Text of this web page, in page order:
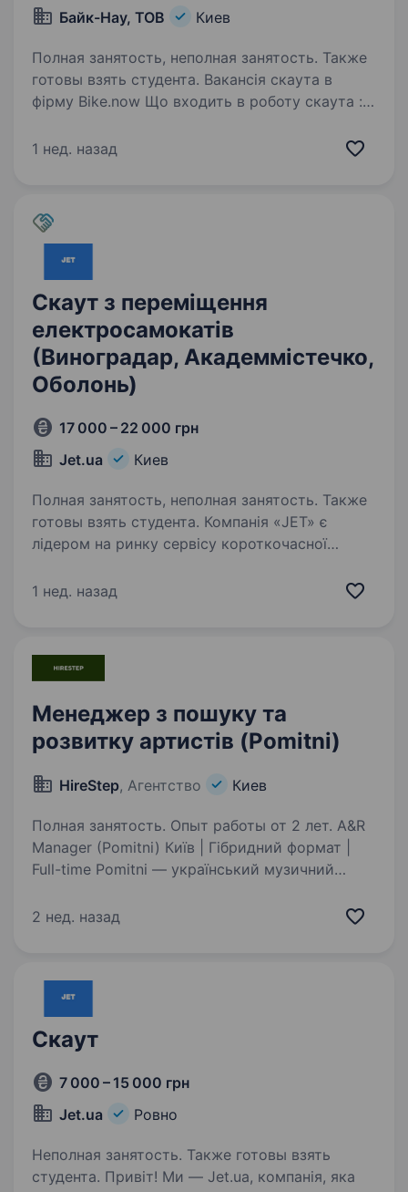
Байк-Нау, ТОВ
Киев
Полная занятость, неполная занятость. Также
готовы взять студента. Вакансія скаута в
фірму Bike.now Що входить в роботу скаута :
самокатів з не доступних для користувачів
1 нед. назад
Скаут з переміщення
електросамокатів
(Виноградар, Академмістечко,
Оболонь)
17 000 – 22 000 грн
Jet.ua
Киев
Полная занятость, неполная занятость. Также
готовы взять студента. Компанія «JET» є
лідером на ринку сервісу короткочасної
з розширенням відкриває набір кандидатів,
співробітника —…
1 нед. назад
Менеджер з пошуку та
розвитку артистів (Pomitni)
HireStep, Агентство Киев
Полная занятость. Опыт работы от 2 лет. A&R
Manager (Pomitni) Київ | Гібридний формат |
Full-time Pomitni — український музичний
Горовою. Ми працюємо на перетині музики,
2 нед. назад
Скаут
7 000 – 15 000 грн
Jet.ua
Ровно
Неполная занятость. Также готовы взять
студента. Привіт! Ми — Jet.ua, компанія, яка